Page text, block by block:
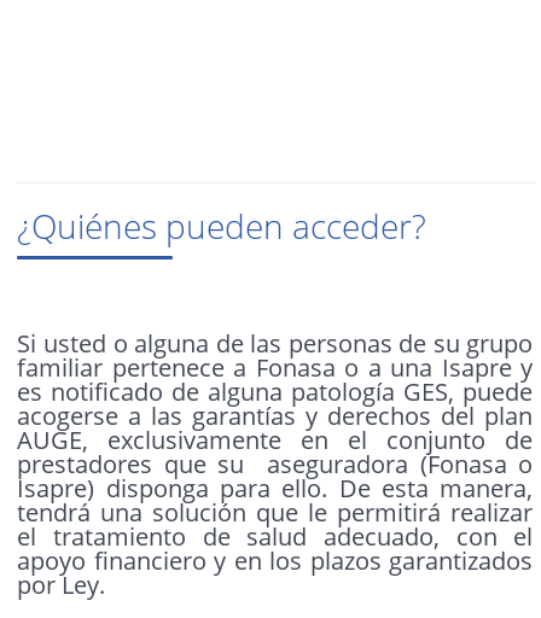
¿Quiénes pueden acceder?
Si usted o alguna de las personas de su grupo
familiar pertenece a Fonasa o a una Isapre y
es notificado de alguna patología GES, puede
acogerse a las garantías y derechos del plan
AUGE, exclusivamente en el conjunto de
prestadores que su aseguradora (Fonasa o
Isapre) disponga para ello. De esta manera,
tendrá una solución que le permitirá realizar
el tratamiento de salud adecuado, con el
apoyo financiero y en los plazos garantizados
por Ley.